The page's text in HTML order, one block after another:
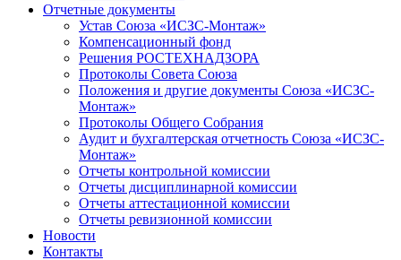
Отчетные документы
Устав Союза «ИСЗС-Монтаж»
Компенсационный фонд
Решения РОСТЕХНАДЗОРА
Протоколы Совета Союза
Положения и другие документы Союза «ИСЗС-
Монтаж»
Протоколы Общего Собрания
Аудит и бухгалтерская отчетность Союза «ИСЗС-
Монтаж»
Отчеты контрольной комиссии
Отчеты дисциплинарной комиссии
Отчеты аттестационной комиссии
Отчеты ревизионной комиссии
Новости
Контакты